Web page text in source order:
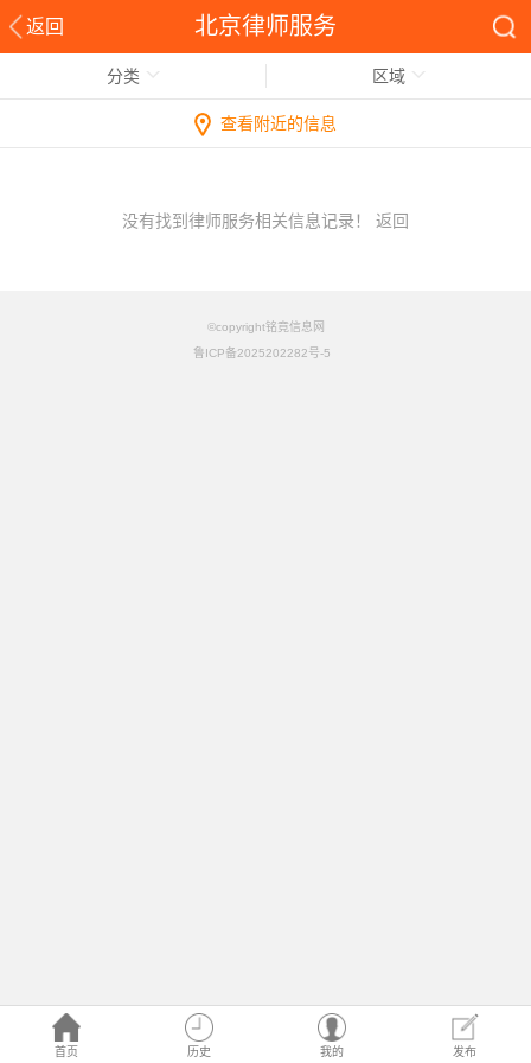
返回 北京律师服务
首页 历史 我的 发布
分类 区域
查看附近的信息
没有找到律师服务相关信息记录！ 返回
©copyright铭竟信息网
鲁ICP备2025202282号-5